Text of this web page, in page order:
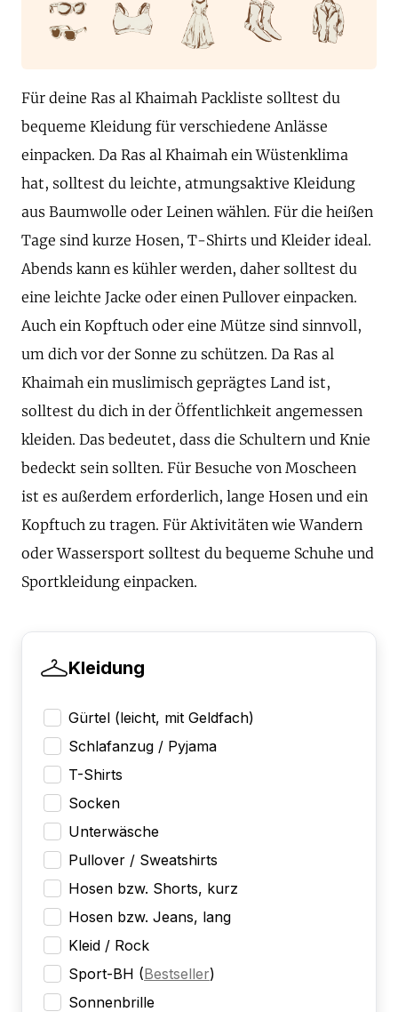
Für deine Ras al Khaimah Packliste solltest du
bequeme Kleidung für verschiedene Anlässe
einpacken. Da Ras al Khaimah ein Wüstenklima
hat, solltest du leichte, atmungsaktive Kleidung
aus Baumwolle oder Leinen wählen. Für die heißen
Tage sind kurze Hosen, T-Shirts und Kleider ideal.
Abends kann es kühler werden, daher solltest du
eine leichte Jacke oder einen Pullover einpacken.
Auch ein Kopftuch oder eine Mütze sind sinnvoll,
um dich vor der Sonne zu schützen. Da Ras al
Khaimah ein muslimisch geprägtes Land ist,
solltest du dich in der Öffentlichkeit angemessen
kleiden. Das bedeutet, dass die Schultern und Knie
bedeckt sein sollten. Für Besuche von Moscheen
ist es außerdem erforderlich, lange Hosen und ein
Kopftuch zu tragen. Für Aktivitäten wie Wandern
oder Wassersport solltest du bequeme Schuhe und
Sportkleidung einpacken.
Kleidung
Gürtel (leicht, mit Geldfach)
Schlafanzug / Pyjama
T-Shirts
Socken
Unterwäsche
Pullover / Sweatshirts
Hosen bzw. Shorts, kurz
Hosen bzw. Jeans, lang
Kleid / Rock
Sport-BH (Bestseller)
Sonnenbrille